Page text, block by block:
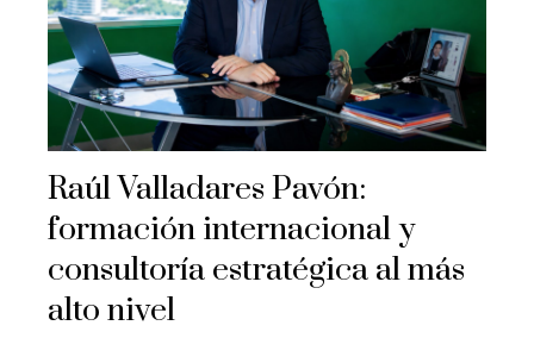
Raúl Valladares Pavón:
formación internacional y
consultoría estratégica al más
alto nivel